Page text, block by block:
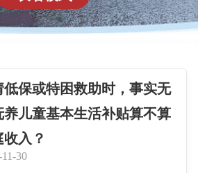
低保或特困救助时，事实无
养儿童基本生活补贴算不算
收入？
30